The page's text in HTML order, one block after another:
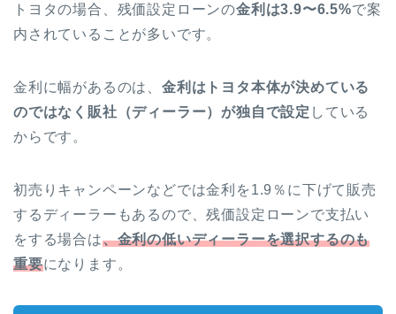
トヨタの場合、残価設定ローンの金利は3.9〜6.5%で案
内されていることが多いです。
金利に幅があるのは、 金利はトヨタ本体が決めている
のではなく販社（ディーラー）が独自で設定 している
からです。
初売りキャンペーンなどでは金利を1.9％に下げて販売
するディーラーもあるので、残価設定ローンで支払い
をする場合は、金利の低いディーラーを選択するのも
重要になります。